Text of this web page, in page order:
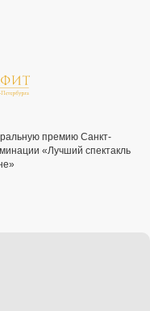
премию Санкт-
«Лучший спектакль